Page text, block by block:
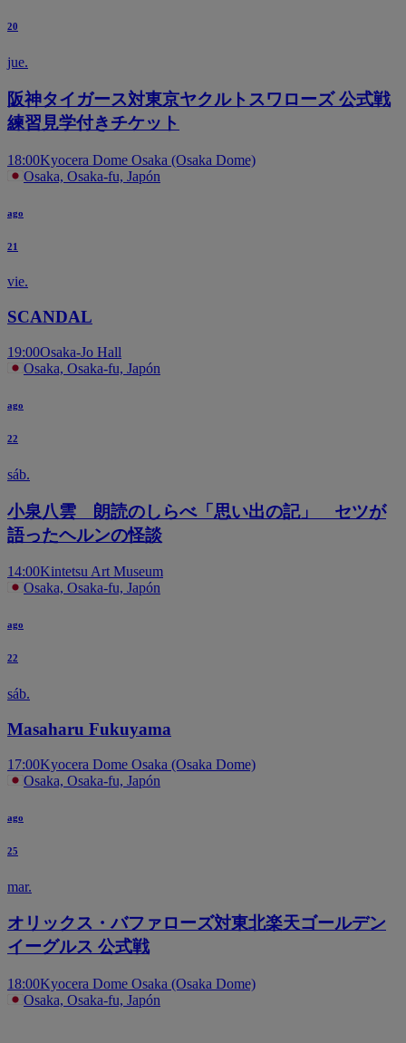
20
jue.
阪神タイガース対東京ヤクルトスワローズ 公式戦
練習見学付きチケット
18:00Kyocera Dome Osaka (Osaka Dome)
Osaka, Osaka-fu, Japón
ago
21
vie.
SCANDAL
19:00Osaka-Jo Hall
Osaka, Osaka-fu, Japón
ago
22
sáb.
小泉八雲 朗読のしらべ「思い出の記」 セツが
語ったヘルンの怪談
14:00Kintetsu Art Museum
Osaka, Osaka-fu, Japón
ago
22
sáb.
Masaharu Fukuyama
17:00Kyocera Dome Osaka (Osaka Dome)
Osaka, Osaka-fu, Japón
ago
25
mar.
オリックス・バファローズ対東北楽天ゴールデン
イーグルス 公式戦
18:00Kyocera Dome Osaka (Osaka Dome)
Osaka, Osaka-fu, Japón